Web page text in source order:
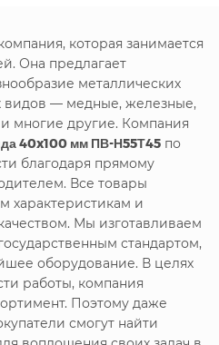
которая занимается
Она предлагает
металлических
видов — медные, железные,
многие другие. Компания
40x100 мм ПВ-Н55Т45 по
благодаря прямому
Все товары
характеристикам и
Мы изготавливаем
стандартом,
оборудование. В целях
работы, компания
Поэтому даже
смогут найти